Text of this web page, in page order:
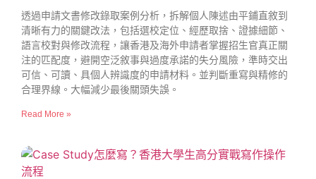
透過申請文書修改錄取案例分析，拆解個人陳述由平鋪直敘到
清晰有力的關鍵改法，包括選校定位、經歷取捨、證據細節、
語言校對與修改流程，讓香港及海外申請者掌握招生官真正關
注的匹配度，避開空泛敘事與過度承諾的失分風險，準時交出
可信、可讀、具個人辨識度的申請材料。並判斷重寫與精修的
合理界線。大幅減少最後關頭失誤。
Read More »